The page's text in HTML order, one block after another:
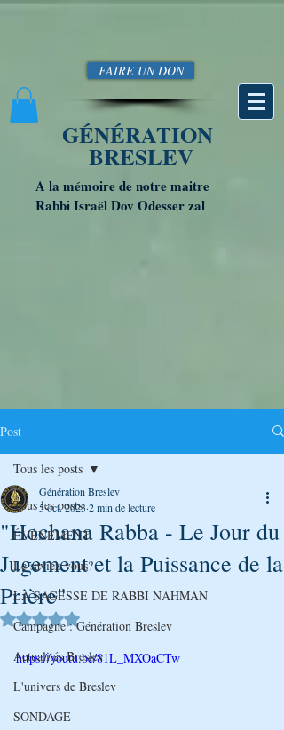
FAIRE UN DON
GÉNÉRATION
BRESLEV
A la mémoire de notre maitre
Rabbi Israël Dov Odesser zal
Post
Tous les posts
ÉVÉNEMENT
Le saviez-vous?
LA SAGESSE DE RABBI NAHMAN
Campagne : Génération Breslev
Actualités Breslev
L'univers de Breslev
SONDAGE
Tous les posts
"Hochana Rabba - Le Jour du
Jugement et la Puissance de la
Prière"
Génération Breslev
5 oct. 2023 2 min de lecture
Noté NaN étoiles sur 5.
https://youtu.be/81L_MXOaCTw